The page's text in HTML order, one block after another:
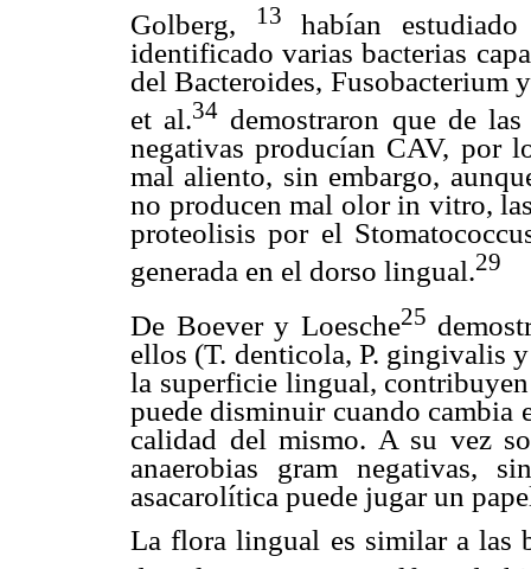
Golberg,
13
habían
identificado varias bacterias
del Bacteroides, Fusobacterium
et al.34 demostraron que de
negativas producían CAV, por
mal aliento, sin embargo,
no producen mal olor in vitro,
proteolisis por el
generada en el dorso lingual.29
De Boever y Loesche25
ellos (T. denticola, P. gingivalis
la superficie lingual,
puede disminuir cuando cambia
calidad del mismo. A su vez
anaerobias gram negativas,
asacarolítica puede jugar un
La flora lingual es similar a las